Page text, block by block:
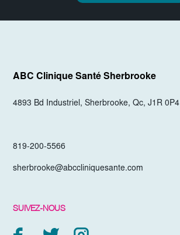
ABC Clinique SantéSherbrooke
4893 Bd Industriel, Sherbrooke, Qc, J1R 0P4
819-200-5566
sherbrooke@abccliniquesante.com
SUIVEZ-NOUS